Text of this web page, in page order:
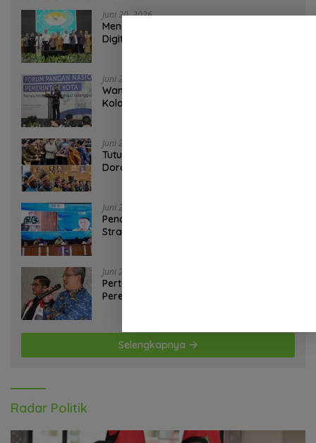
Juni 30, 2026
Mendagri Dukung Perluasan Piloting
Digitalisasi Bansos sebagai Langkah
Juni 29, 2026
Wamendagri Bima Arya Minta Daerah
Kolaborasi Perkuat Ketahanan Pangan
Juni 28, 2026
Tutup Sarasehan KSTI 2026, Prabowo
Dorong Riset dan Inovasi Jawab
Juni 26, 2026
Penandaan APBD 2027: Langkah
Strategis Kemendagri Perkuat
Juni 25, 2026
Pertamina EP Papua Field Sorong
Pererat Sinergi Bersama Sahabat
Selengkapnya
Radar Politik